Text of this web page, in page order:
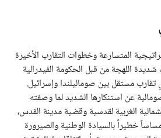
المتسارعة وخطوات التقارب الأخيرة
اللهجة من قبل الحكومة الفيدرالية
مستقل بين صوماليلندا وإسرائيل.
عن استنكارها الشديد لما وصفته
الغربية لقدسية وقضية مدينة القدس،
خطيراً بالسيادة الوطنية والصيرورة